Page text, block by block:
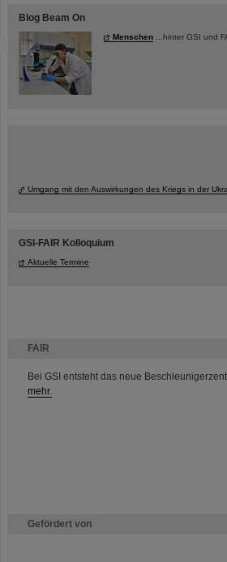
FAIR
Bei GSI entsteht das neue
mehr.
Gefördert von
Blog Beam On
Menschen ...hinter GSI und
Umgang mit den Auswirkungen des Kriegs in der
GSI-FAIR Kolloquium
Aktuelle Termine